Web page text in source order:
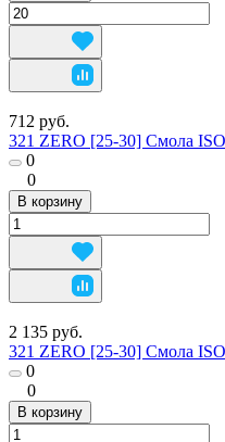
712 руб.
321 ZERO [25-30] Смола
0
0
В корзину
2 135 руб.
321 ZERO [25-30] Смола
0
0
В корзину